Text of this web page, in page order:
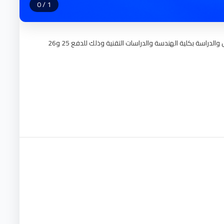
1
/
0
تعلن أمانة الشؤون العلمية بالجامعة عن بدء إجراءات التسجيل والدراسة بكلية الهندسة والدراسات التقنية وذلك للدفع 25 و26